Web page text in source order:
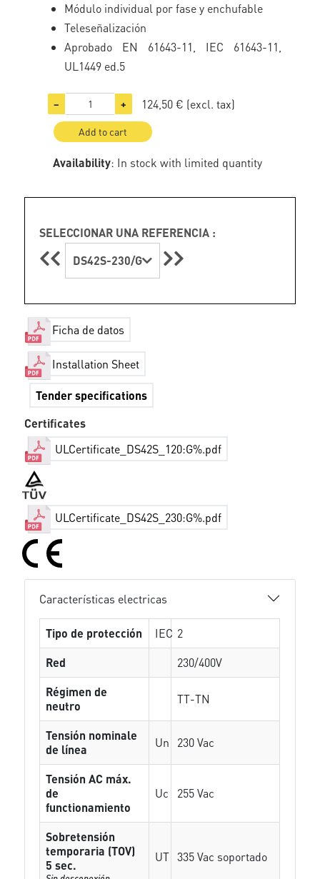
Módulo individual por fase y enchufable
Teleseñalización
Aprobado EN 61643-11, IEC 61643-11,
UL1449 ed.5
− + 124,50 € (excl. tax)
Add to cart
Availability: In stock with limited quantity
SELECCIONAR UNA REFERENCIA :
DS42S-230/G
Ficha de datos
Installation Sheet
Tender specifications
Certificates
ULCertificate_DS42S_120:G%.pdf
ULCertificate_DS42S_230:G%.pdf
Características electricas
Tipo de protección IEC 2
Red
230/400V
Régimen de
neutro
TT-TN
Tensión nominale
de línea
Un 230 Vac
Tensión AC máx.
de
functionamiento
Uc 255 Vac
Sobretensión
temporaria (TOV)
5 sec.
UT 335 Vac soportado